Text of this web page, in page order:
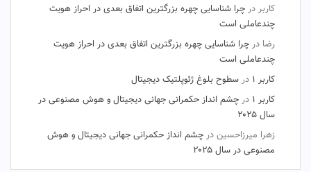
کاربر در چرا شناسایی چهره بزرگترین اتفاق بعدی در احراز هویت
چندعاملی است
رضا در چرا شناسایی چهره بزرگترین اتفاق بعدی در احراز هویت
چندعاملی است
کاربر ۱
در سطوح بلوغ ژئوپلتیک دیجیتال
کاربر ۱
در چشم‌ انداز حکمرانی جهانی دیجیتال و هوش مصنوعی در
سال ۲۰۲۵
زهرا میرزاحسین در چشم‌ انداز حکمرانی جهانی دیجیتال و هوش
مصنوعی در سال ۲۰۲۵